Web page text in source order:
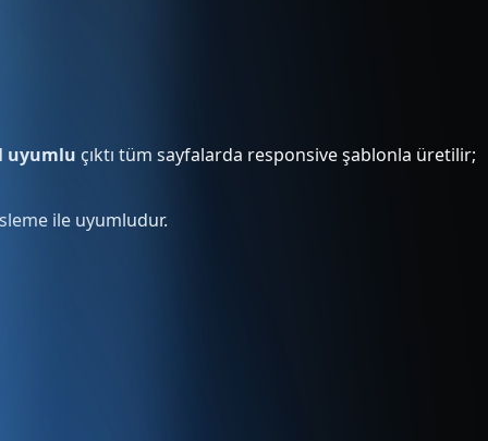
uyumlu çıktı tüm sayfalarda responsive şablonla üretilir;
ile uyumludur.